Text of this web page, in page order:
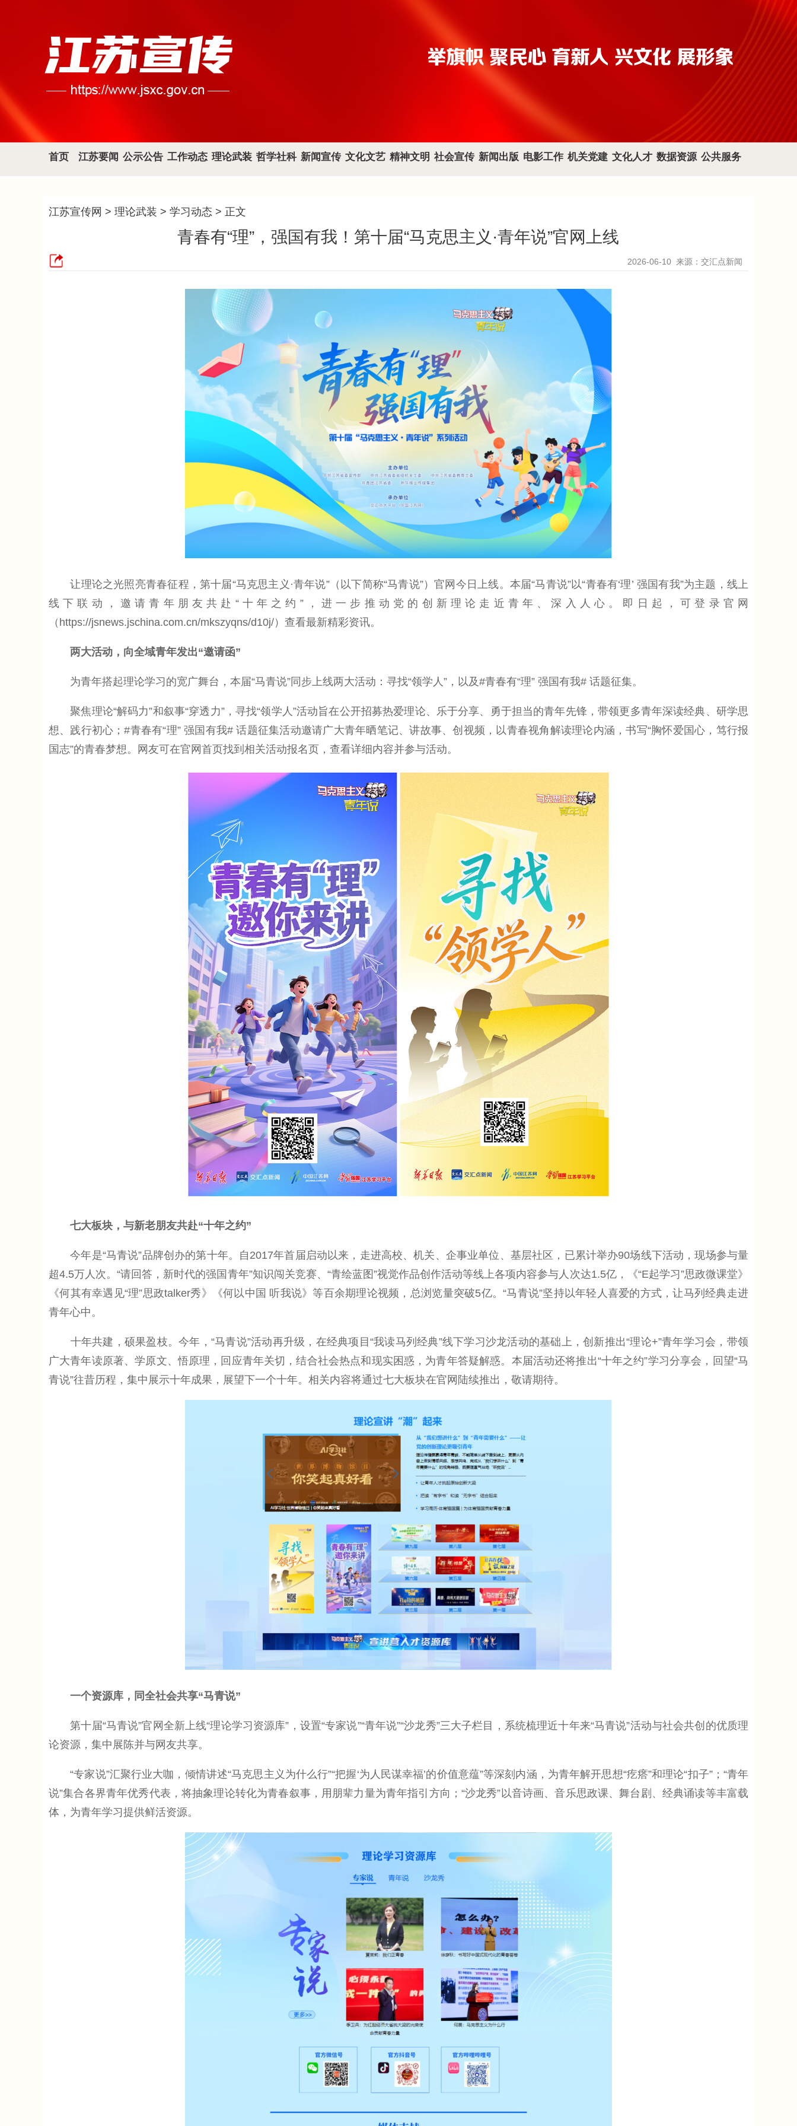
首页 江苏要闻 公示公告 工作动态 理论武装 哲学社科 新闻宣传 文化文艺 精神文明 社会宣传 新闻出版 电影工作 机关党建 文化人才 数据资源 公共服务
江苏宣传网 > 理论武装 > 学习动态 > 正文
青春有“理”，强国有我！第十届“马克思主义·青年说”官网上线
2026-06-10 来源：交汇点新闻
让理论之光照亮青春征程，第十届“马克思主义·青年说”（以下简称“马青说”）官网今日上线。本届“马青说”以“青春有‘理’ 强国有我”为主题，线上
线下联动，邀请青年朋友共赴“十年之约”，进一步推动党的创新理论走近青年、深入人心。即日起，可登录官网
（https://jsnews.jschina.com.cn/mkszyqns/d10j/）查看最新精彩资讯。
两大活动，向全域青年发出“邀请函”
为青年搭起理论学习的宽广舞台，本届“马青说”同步上线两大活动：寻找“领学人”，以及#青春有“理” 强国有我# 话题征集。
聚焦理论“解码力”和叙事“穿透力”，寻找“领学人”活动旨在公开招募热爱理论、乐于分享、勇于担当的青年先锋，带领更多青年深读经典、研学思
想、践行初心；#青春有“理” 强国有我# 话题征集活动邀请广大青年晒笔记、讲故事、创视频，以青春视角解读理论内涵，书写“胸怀爱国心，笃行报
国志”的青春梦想。网友可在官网首页找到相关活动报名页，查看详细内容并参与活动。
七大板块，与新老朋友共赴“十年之约”
今年是“马青说”品牌创办的第十年。自2017年首届启动以来，走进高校、机关、企事业单位、基层社区，已累计举办90场线下活动，现场参与量
超4.5万人次。“请回答，新时代的强国青年”知识闯关竞赛、“青绘蓝图”视觉作品创作活动等线上各项内容参与人次达1.5亿，《“E起学习”思政微课堂》
《何其有幸遇见“理”思政talker秀》《何以中国 听我说》等百余期理论视频，总浏览量突破5亿。“马青说”坚持以年轻人喜爱的方式，让马列经典走进
青年心中。
十年共建，硕果盈枝。今年，“马青说”活动再升级，在经典项目“我读马列经典”线下学习沙龙活动的基础上，创新推出“理论+”青年学习会，带领
广大青年读原著、学原文、悟原理，回应青年关切，结合社会热点和现实困惑，为青年答疑解惑。本届活动还将推出“十年之约”学习分享会，回望“马
青说”往昔历程，集中展示十年成果，展望下一个十年。相关内容将通过七大板块在官网陆续推出，敬请期待。
一个资源库，同全社会共享“马青说”
第十届“马青说”官网全新上线“理论学习资源库”，设置“专家说”“青年说”“沙龙秀”三大子栏目，系统梳理近十年来“马青说”活动与社会共创的优质理
论资源，集中展陈并与网友共享。
“专家说”汇聚行业大咖，倾情讲述“马克思主义为什么行”“把握‘为人民谋幸福’的价值意蕴”等深刻内涵，为青年解开思想“疙瘩”和理论“扣子”；“青年
说”集合各界青年优秀代表，将抽象理论转化为青春叙事，用朋辈力量为青年指引方向；“沙龙秀”以音诗画、音乐思政课、舞台剧、经典诵读等丰富载
体，为青年学习提供鲜活资源。